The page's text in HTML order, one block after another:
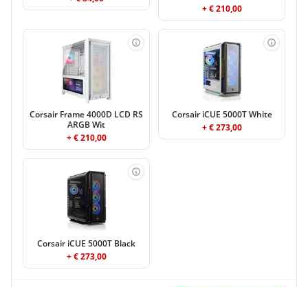
+ € 210,00
Corsair Frame 4000D LCD RS
ARGB Wit
+ € 210,00
Corsair iCUE 5000T White
+ € 273,00
Corsair iCUE 5000T Black
+ € 273,00